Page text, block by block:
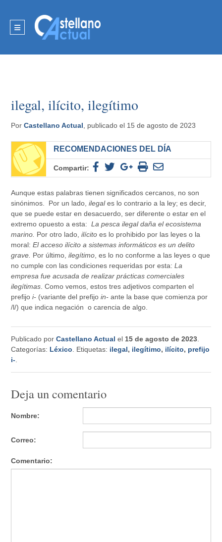
ilegal, ilícito, ilegítimo
PorCastellano Actual , publicado el 15 de agosto de 2023
RECOMENDACIONES DEL DÍA
Compartir:
Aunque estas palabras tienen significados cercanos, no son
sinónimos. Por un lado, ilegales lo contrario a la ley; es decir,
que se puede estar en desacuerdo, ser diferente o estar en el
extremo opuesto a esta: La pesca ilegal daña el ecosistema
marino. Por otro lado,ilícito es lo prohibido por las leyes o la
moral:El acceso ilícito a sistemas informáticos es un delito
grave. Por último, ilegítimo , es lo no conforme a las leyes o que
no cumple con las condiciones requeridas por esta:La
empresa fue acusada de realizar prácticas comerciales
ilegítimas . Como vemos, estos tres adjetivos comparten el
prefijoi- (variante del prefijoin- ante la base que comienza por
/l/) que indica negación o carencia de algo.
Publicado porCastellano Actual el 15 de agosto de 2023
Categorías: Léxico . Etiquetas: ilegal, ilegítimo, ilícito, prefijo
i-
Deja un comentario
Nombre:
Correo:
Comentario: